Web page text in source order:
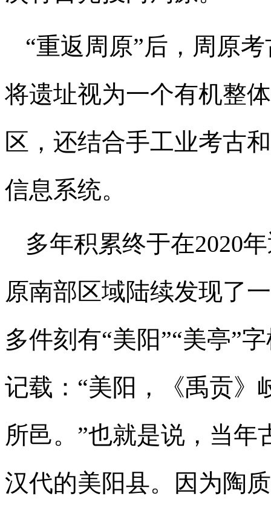
“重返周原”后，周原
将遗址视为一个有机整
区，还结合手工业考古
信息系统。
多年积累终于在2020
原南部区域陆续发现了
多件刻有“美阳”“美亭”
记载：“美阳，《禹贡》
所邑。”也就是说，当
汉代的美阳县。因为陶